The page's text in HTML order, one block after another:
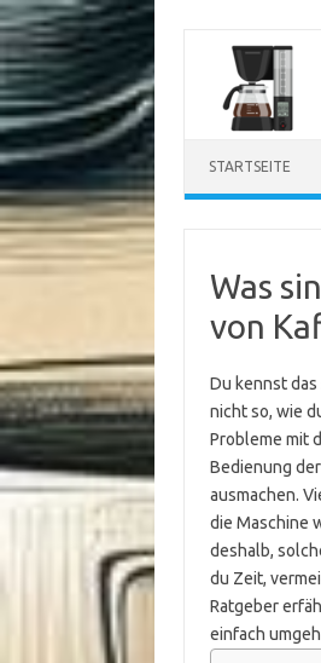
springen
STARTSEITE
Was
von
Du kennst
nicht so, wie
Probleme mit
Bedienung
ausmachen.
die Maschine
deshalb,
du Zeit,
Ratgeber
einfach